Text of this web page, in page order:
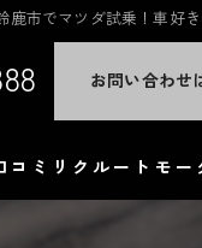
鹿市でマツダ試乗！車好
お問い合わせ
コミ リクルート モー